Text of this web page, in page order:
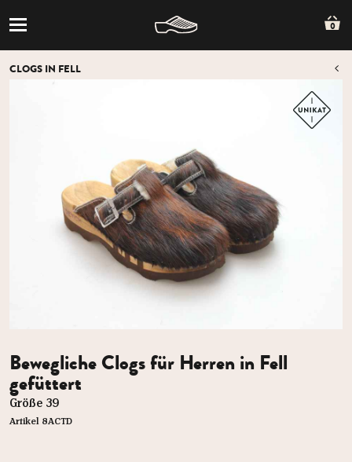
0
CLOGS IN FELL
Bewegliche Clogs für Herren in Fell
gefüttert
Größe 39
Artikel 8ACTD